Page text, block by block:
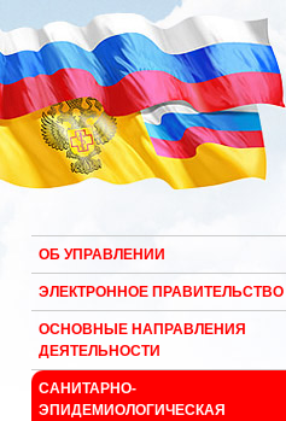
ОБ УПРАВЛЕНИИ
ЭЛЕКТРОННОЕ ПРАВИТЕЛЬСТВО
ОСНОВНЫЕ НАПРАВЛЕНИЯ
ДЕЯТЕЛЬНОСТИ
САНИТАРНО-
ЭПИДЕМИОЛОГИЧЕСКАЯ